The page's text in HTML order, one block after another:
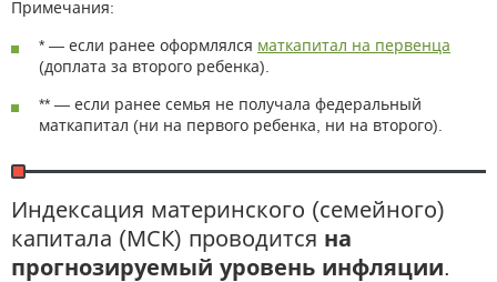
Примечания:
* — если ранее оформлялся маткапитал на первенца
(доплата за второго ребенка).
** — если ранее семья не получала федеральный
маткапитал (ни на первого ребенка, ни на второго).
Индексация материнского (семейного)
капитала (МСК) проводится на
прогнозируемый уровень инфляции.